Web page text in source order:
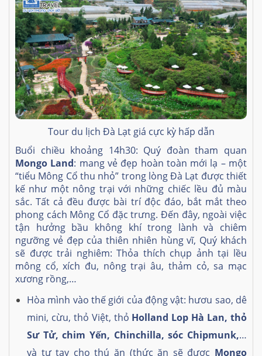
Tour du lịch Đà Lạt giá cực kỳ hấp dẫn
Buổi chiều khoảng 14h30: Quý đoàn tham quan
Mongo Land: mang vẻ đẹp hoàn toàn mới lạ – một
“tiểu Mông Cổ thu nhỏ” trong lòng Đà Lạt được thiết
kế như một nông trại với những chiếc lều đủ màu
sắc. Tất cả đều được bài trí độc đáo, bắt mắt theo
phong cách Mông Cổ đặc trưng. Đến đây, ngoài việc
tận hưởng bầu không khí trong lành và chiêm
ngưỡng vẻ đẹp của thiên nhiên hùng vĩ, Quý khách
sẽ được trải nghiêm: Thỏa thích chụp ảnh tại lều
mông cổ, xích đu, nông trại âu, thảm cỏ, sa mạc
xương rồng,…
Hòa mình vào thế giới của động vật: hươu sao, dê
mini, cừu, thỏ Việt, thỏ Holland Lop Hà Lan, thỏ
Sư Tử, chim Yến, Chinchilla, sóc Chipmunk,…
và tự tay cho thú ăn (thức ăn sẽ được Mongo